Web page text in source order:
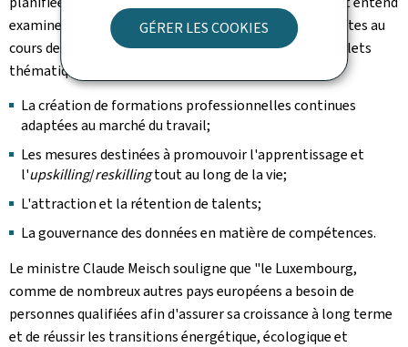
GÉRER LES COOKIES
examiner de près, évaluer et traduire en actions concrètes au
cours des prochaines années s'organisent en quatre volets
thématiques:
La création de formations professionnelles continues
adaptées au marché du travail;
Les mesures destinées à promouvoir l'apprentissage et
l'upskilling/reskillingtout au long de la vie;
L'attraction et la rétention de talents;
La gouvernance des données en matière de compétences.
Le ministre Claude Meisch souligne que "le Luxembourg,
comme de nombreux autres pays européens a besoin de
personnes qualifiées afin d'assurer sa croissance à long terme
et de réussir les transitions énergétique, écologique et